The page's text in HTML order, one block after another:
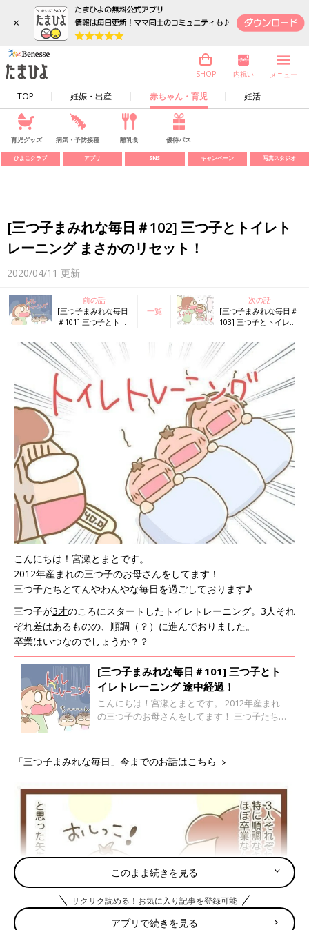
×
TOP 妊娠・出産 赤ちゃん・育児 妊活
SHOP 内祝い メニュー
育児グッズ 病気・予防接種 離乳食 優待パス
ひよこクラブ アプリ SNS キャンペーン 写真スタジオ
[三つ子まみれな毎日＃102] 三つ子とトイレト
レーニング まさかのリセット！
2020/04/11 更新
前の話
[三つ子まみれな毎日
＃101] 三つ子とトイ
経過！
一覧
次の話
[三つ子まみれな毎日＃
103] 三つ子とトイレト
こんにちは！宮瀬とまとです。
2012年産まれの三つ子のお母さんをしてます！
三つ子たちとてんやわんやな毎日を過ごしております♪
三つ子が3才のころにスタートしたトイレトレーニング。3人それ
ぞれ差はあるものの、順調（？）に進んでおりました。
卒業はいつなのでしょうか？？
[三つ子まみれな毎日＃101] 三つ子とト
イレトレーニング 途中経過！
こんにちは！宮瀬とまとです。 2012年産まれ
の三つ子のお母さんをしてます！ 三つ子たちと
さて、3歳にしてついにトイレトレーニングを
スタートさせた三つ子たち。 開始して2ヶ月が
経ちました。 3人の調子はどんな感じなのでし
「三つ子まみれな毎日」今までのお話はこちら
このまま続きを見る
サクサク読める！お気に入り記事を登録可能
アプリで続きを見る